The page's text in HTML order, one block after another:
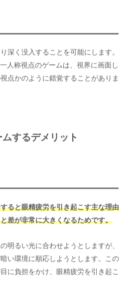
深く没入することを可能にします。
人称視点のゲームは、視界に画面し
点かのように錯覚することがありま
するデメリット
ると眼精疲労を引き起こす主な理由
差が非常に大きくなるためです。
明るい光に合わせようとしますが、
い環境に順応しようとします。この
に負担をかけ、眼精疲労を引き起こ